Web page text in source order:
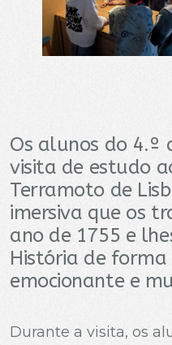
Os alunos do 4.º
visita de estudo
Terramoto de
imersiva que os
ano de 1755 e
História de
emocionante e
Durante a visita, os